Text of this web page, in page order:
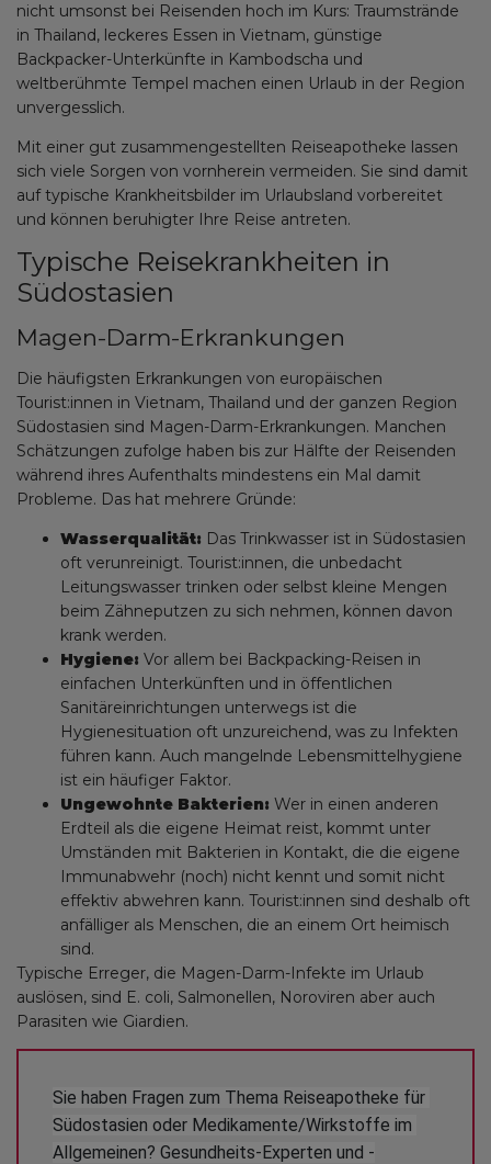
nicht umsonst bei Reisenden hoch im Kurs: Traumstrände
in Thailand, leckeres Essen in Vietnam, günstige
Backpacker-Unterkünfte in Kambodscha und
weltberühmte Tempel machen einen Urlaub in der Region
unvergesslich.
Mit einer gut zusammengestellten Reiseapotheke lassen
sich viele Sorgen von vornherein vermeiden. Sie sind damit
auf typische Krankheitsbilder im Urlaubsland vorbereitet
und können beruhigter Ihre Reise antreten.
Typische Reisekrankheiten in
Südostasien
Magen-Darm-Erkrankungen
Die häufigsten Erkrankungen von europäischen
Tourist:innen in Vietnam, Thailand und der ganzen Region
Südostasien sind Magen-Darm-Erkrankungen. Manchen
Schätzungen zufolge haben bis zur Hälfte der Reisenden
während ihres Aufenthalts mindestens ein Mal damit
Probleme. Das hat mehrere Gründe:
Wasserqualität: Das Trinkwasser ist in Südostasien
oft verunreinigt. Tourist:innen, die unbedacht
Leitungswasser trinken oder selbst kleine Mengen
beim Zähneputzen zu sich nehmen, können davon
krank werden.
Hygiene: Vor allem bei Backpacking-Reisen in
einfachen Unterkünften und in öffentlichen
Sanitäreinrichtungen unterwegs ist die
Hygienesituation oft unzureichend, was zu Infekten
führen kann. Auch mangelnde Lebensmittelhygiene
ist ein häufiger Faktor.
Ungewohnte Bakterien: Wer in einen anderen
Erdteil als die eigene Heimat reist, kommt unter
Umständen mit Bakterien in Kontakt, die die eigene
Immunabwehr (noch) nicht kennt und somit nicht
effektiv abwehren kann. Tourist:innen sind deshalb oft
anfälliger als Menschen, die an einem Ort heimisch
sind.
Typische Erreger, die Magen-Darm-Infekte im Urlaub
auslösen, sind E. coli, Salmonellen, Noroviren aber auch
Parasiten wie Giardien.
Sie haben Fragen zum Thema Reiseapotheke für
Südostasien oder Medikamente/Wirkstoffe im
Allgemeinen? Gesundheits-Experten und -